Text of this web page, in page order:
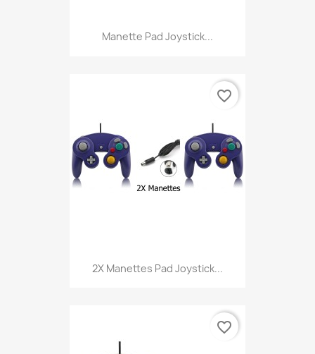
Manette Pad Joystick...
2X Manettes Pad Joystick...
favorite_border
favorite_border